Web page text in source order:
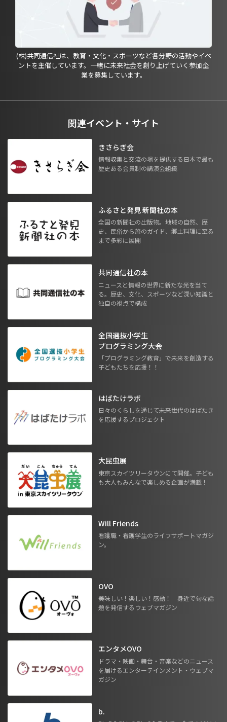
(株)共同通信社は、教育・文化・スポーツなど各分野の活動やイベ
ントを主催しています。一緒に未来社会を創り上げていく参加企
業を募集しています。
関連イベント・サイト
きさらぎ会
情報収集と交流の場を提供する日本で最も
歴史ある会員制の講演会組織
ふるさと発見 新聞社の本
全国の新聞社の出版物。地域の自然、歴
史、民俗から旅のガイド、郷土料理に至る
まで多彩に展開
共同通信社の本
ニュースと情報の世界に新たな光を当て
る。歴史、文化、スポーツなど深い知識と
独自の視点で構成
全国選抜小学生
プログラミング大会
「プログラミング教育」で未来を創造する
子どもたちを応援！！
はばたけラボ
日々のくらしを通じて未来世代のはばたき
を応援するプロジェクト
大昆虫展
東京スカイツリータウンにて開催。子ども
も大人もみんなで楽しめる企画が満載！
Will Friends
看護職・看護学生のライフサポートマガジ
ン。
OVO
美味しい！楽しい！感動！ 身近で旬な話
題を発信するウェブマガジン
エンタメOVO
ドラマ・映画・舞台・音楽などのニュース
を届けるエンターテインメント・ウェブマ
ガジン
b.